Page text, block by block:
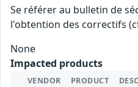
Se référer au bulletin de
l'obtention des correctifs
None
Impacted products
VENDOR PRODUCT